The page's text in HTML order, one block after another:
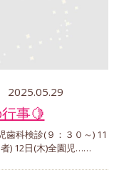
2025.05.29
事🍋
歯科検診(９：３０～) 11
) 12日(木)全園児……